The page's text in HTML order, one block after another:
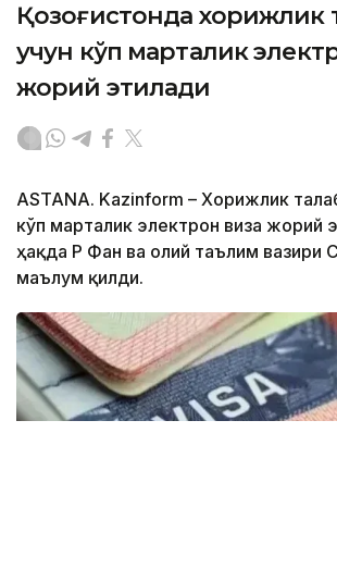
Қозоғистонда хорижлик
учун кўп марталик
жорий этилади
ASTANA. Kazinform – Хорижлик
кўп марталик электрон виза жорий
ҳақда ҚР Фан ва олий таълим вазири
маълум қилди.